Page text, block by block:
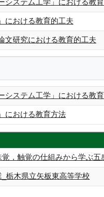
における教育的工夫
文研究における教育的工夫
システム工学」における教
における教育方法
，触覚の仕組みから学ぶ
栃木県立矢板東高等学校